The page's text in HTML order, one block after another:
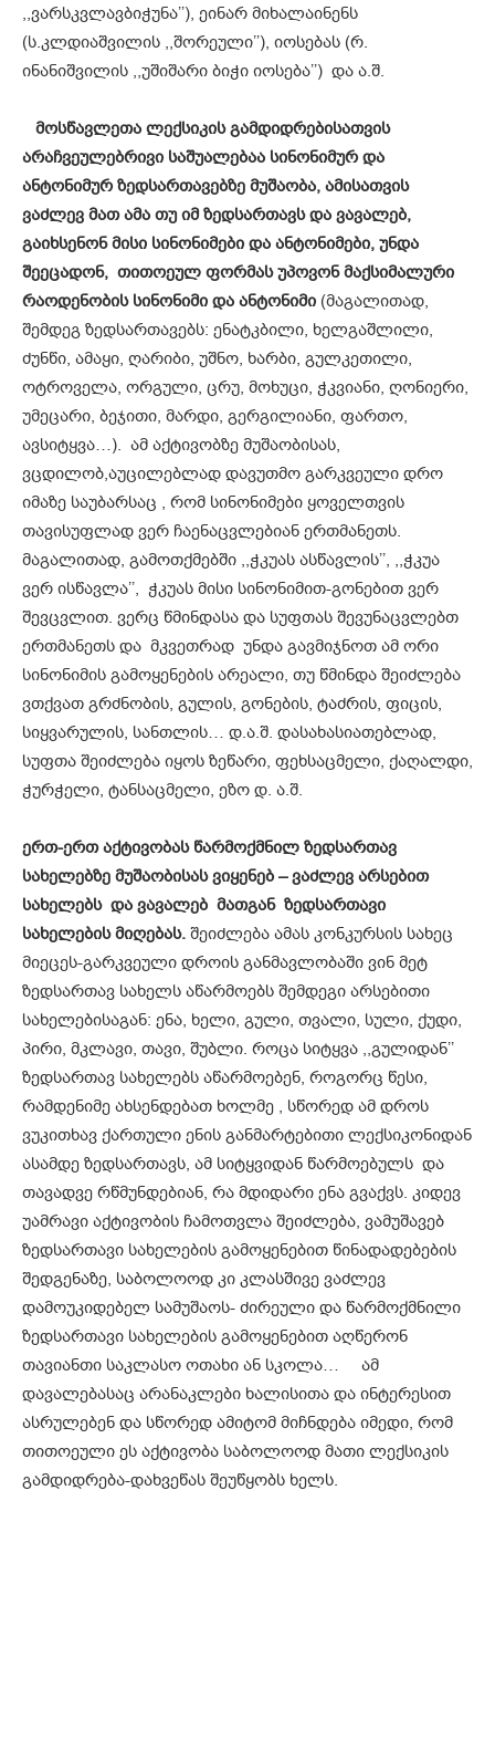
,,ვარსკვლავბიჭუნა’’), ეინარ მიხალაინენს
(ს.კლდიაშვილის ,,შორეული’’), იოსებას (რ.
ინანიშვილის ,,უშიშარი ბიჭი იოსება’’) და ა.შ.
მოსწავლეთა ლექსიკის გამდიდრებისათვის
არაჩვეულებრივი საშუალებაა სინონიმურ და
ანტონიმურ ზედსართავებზე მუშაობა, ამისათვის
ვაძლევ მათ ამა თუ იმ ზედსართავს და ვავალებ,
გაიხსენონ მისი სინონიმები და ანტონიმები, უნდა
შეეცადონ, თითოეულ ფორმას უპოვონ მაქსიმალური
რაოდენობის სინონიმი და ანტონიმი (მაგალითად,
შემდეგ ზედსართავებს: ენატკბილი, ხელგაშლილი,
ძუნწი, ამაყი, ღარიბი, უშნო, ხარბი, გულკეთილი,
ოტროველა, ორგული, ცრუ, მოხუცი, ჭკვიანი, ღონიერი,
უმეცარი, ბეჯითი, მარდი, გერგილიანი, ფართო,
ავსიტყვა…). ამ აქტივობზე მუშაობისას,
ვცდილობ,აუცილებლად დავუთმო გარკვეული დრო
იმაზე საუბარსაც , რომ სინონიმები ყოველთვის
თავისუფლად ვერ ჩაენაცვლებიან ერთმანეთს.
მაგალითად, გამოთქმებში ,,ჭკუას ასწავლის’’, ,,ჭკუა
ვერ ისწავლა’’, ჭკუას მისი სინონიმით-გონებით ვერ
შევცვლით. ვერც წმინდასა და სუფთას შევუნაცვლებთ
ერთმანეთს და მკვეთრად უნდა გავმიჯნოთ ამ ორი
სინონიმის გამოყენების არეალი, თუ წმინდა შეიძლება
ვთქვათ გრძნობის, გულის, გონების, ტაძრის, ფიცის,
სიყვარულის, სანთლის… დ.ა.შ. დასახასიათებლად,
სუფთა შეიძლება იყოს ზეწარი, ფეხსაცმელი, ქაღალდი,
ჭურჭელი, ტანსაცმელი, ეზო დ. ა.შ.
ერთ-ერთ აქტივობას წარმოქმნილ ზედსართავ
სახელებზე მუშაობისას ვიყენებ – ვაძლევ არსებით
სახელებს და ვავალებ მათგან ზედსართავი
სახელების მიღებას. შეიძლება ამას კონკურსის სახეც
მიეცეს-გარკვეული დროის განმავლობაში ვინ მეტ
ზედსართავ სახელს აწარმოებს შემდეგი არსებითი
სახელებისაგან: ენა, ხელი, გული, თვალი, სული, ქუდი,
პირი, მკლავი, თავი, შუბლი. როცა სიტყვა ,,გულიდან’’
ზედსართავ სახელებს აწარმოებენ, როგორც წესი,
რამდენიმე ახსენდებათ ხოლმე , სწორედ ამ დროს
ვუკითხავ ქართული ენის განმარტებითი ლექსიკონიდან
ასამდე ზედსართავს, ამ სიტყვიდან წარმოებულს და
თავადვე რწმუნდებიან, რა მდიდარი ენა გვაქვს. კიდევ
უამრავი აქტივობის ჩამოთვლა შეიძლება, ვამუშავებ
ზედსართავი სახელების გამოყენებით წინადადებების
შედგენაზე, საბოლოოდ კი კლასშივე ვაძლევ
დამოუკიდებელ სამუშაოს- ძირეული და წარმოქმნილი
ზედსართავი სახელების გამოყენებით აღწერონ
თავიანთი საკლასო ოთახი ან სკოლა… ამ
დავალებასაც არანაკლები ხალისითა და ინტერესით
ასრულებენ და სწორედ ამიტომ მიჩნდება იმედი, რომ
თითოეული ეს აქტივობა საბოლოოდ მათი ლექსიკის
გამდიდრება-დახვეწას შეუწყობს ხელს.